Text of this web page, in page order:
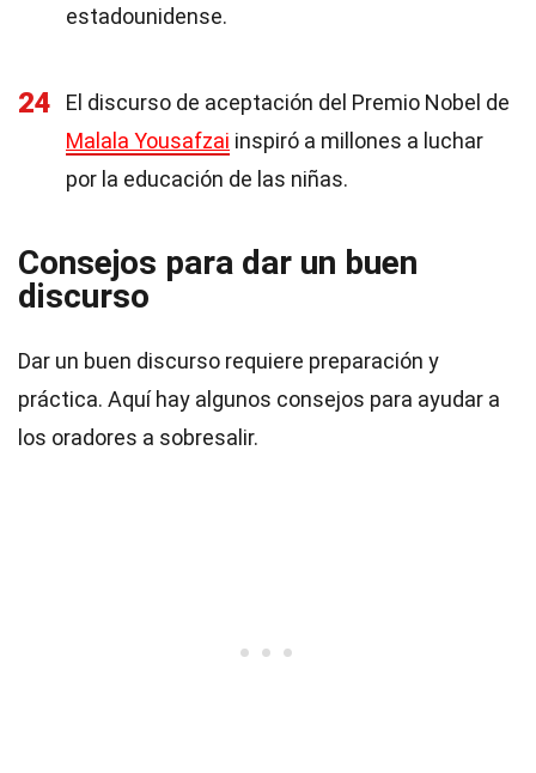
estadounidense.
24
El discurso de aceptación del Premio Nobel de
Malala Yousafzai inspiró a millones a luchar
por la educación de las niñas.
Consejos para dar un buen
discurso
Dar un buen discurso requiere preparación y
práctica. Aquí hay algunos consejos para ayudar a
los oradores a sobresalir.